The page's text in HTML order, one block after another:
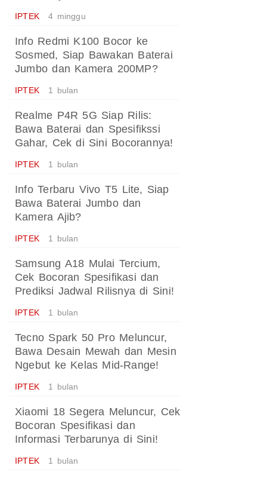
IPTEK 4 minggu
Info Redmi K100 Bocor ke
Sosmed, Siap Bawakan Baterai
Jumbo dan Kamera 200MP?
IPTEK 1 bulan
Realme P4R 5G Siap Rilis:
Bawa Baterai dan Spesifikssi
Gahar, Cek di Sini Bocorannya!
IPTEK 1 bulan
Info Terbaru Vivo T5 Lite, Siap
Bawa Baterai Jumbo dan
Kamera Ajib?
IPTEK 1 bulan
Samsung A18 Mulai Tercium,
Cek Bocoran Spesifikasi dan
Prediksi Jadwal Rilisnya di Sini!
IPTEK 1 bulan
Tecno Spark 50 Pro Meluncur,
Bawa Desain Mewah dan Mesin
Ngebut ke Kelas Mid-Range!
IPTEK 1 bulan
Xiaomi 18 Segera Meluncur, Cek
Bocoran Spesifikasi dan
Informasi Terbarunya di Sini!
IPTEK 1 bulan